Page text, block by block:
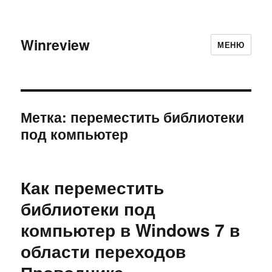
Winreview МЕНЮ
Метка: переместить библиотеки
под компьютер
Как переместить
библиотеки под
компьютер в Windows 7 в
области переходов